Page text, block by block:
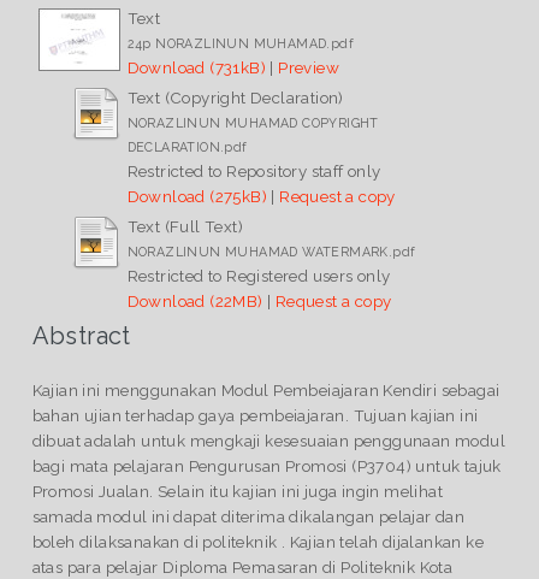
Text
24p NORAZLINUN MUHAMAD.pdf
Download (731kB) | Preview
Text (Copyright Declaration)
NORAZLINUN MUHAMAD COPYRIGHT
DECLARATION.pdf
Restricted to Repository staff only
Download (275kB) | Request a copy
Text (Full Text)
NORAZLINUN MUHAMAD WATERMARK.pdf
Restricted to Registered users only
Download (22MB) | Request a copy
Abstract
Kajian ini menggunakan Modul Pembeiajaran Kendiri sebagai
bahan ujian terhadap gaya pembeiajaran. Tujuan kajian ini
dibuat adalah untuk mengkaji kesesuaian penggunaan modul
bagi mata pelajaran Pengurusan Promosi (P3704) untuk tajuk
Promosi Jualan. Selain itu kajian ini juga ingin melihat
samada modul ini dapat diterima dikalangan pelajar dan
boleh dilaksanakan di politeknik . Kajian telah dijalankan ke
atas para pelajar Diploma Pemasaran di Politeknik Kota